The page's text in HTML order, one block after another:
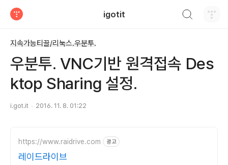
igotit
지속가능티끌/리눅스.우분투.
우분투. VNC기반 원격접속 Des
ktop Sharing 설정.
i.got.it 2016. 11. 8. 01:22
https://www.raidrive.com 광고
레이드라이브